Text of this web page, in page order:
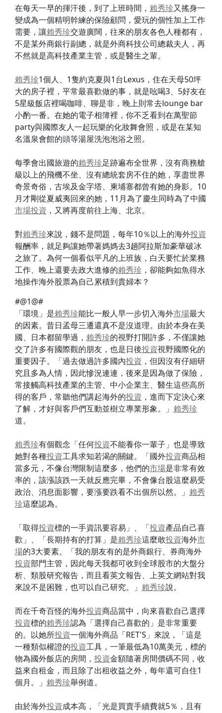
在每天一早的揮汗後，到了上班時間， 賴秀珍又搖身一
變成為一個精明幹練的保險顧問，愛玩的個性加上工作
需要，讓賴秀珍交遊廣闊，往來的朋友各色人種都有，
不是某外商銀行副總，就是外商科技公司總裁夫人，再
不然就是高科技產業主管，或是醫生之輩。
賴秀珍1個人、1隻約克夏與1台Lexus，住在天母50坪
大的房子裡，平常最喜歡做的事，就是吆喝3、5好友在
5星級飯店裡喝咖啡、聊是非，晚上則常去lounge bar
小酌一番。在她的電子相簿裡，你不乏看到在萬聖節
party與國際友人一起玩樂的化妝舞會照，或是在某知
名溫泉會館的頭等湯屋洗泡泡浴之照。
每季會出國旅遊的賴秀珍足跡遍布全世界，沒有商務艙
級以上的飛機不坐、沒有總統套房不住的她，享盡世界
奇景奇俗，古埃及金字塔、柬埔寨都曾有她的身影。10
月才剛從夏威夷回來的她，11月為了慶生同時為了中國
市場投資 ，又將再度前往上海、北京。
對賴秀珍來說，錢不是問題，每年10％以上的海外投資
報酬率，就足夠讓她帶著媽媽去3趟阿拉斯加豪華破冰
之旅了。為何一個看似平凡的上班族，白天要忙於業務
工作、晚上還要去政大進修的賴秀珍 ，卻能夠如魚得水
地操作海外股票為自己累積到貴婦本？
#@1@#
「環境」是賴秀珍能比一般人早一步切入海外市場最大
的因素。昔日孟母三遷還真不是沒道理。由於本身在美
國、日本都留學過， 賴秀珍的視野打開許多，不僅讓她
交了許多有國際觀的朋友，也是日後投資視野國際化的
重要因子。「過去做過許多國內投資 ，但因沒有仔細研
究且多為人情，因此慘況連連，後來是因為做了保險，
常接觸高科技產業的主管、中小企業主、醫生這些高所
得的客戶，常聽他們講起海外的投資 ，進而下定決心來
了解，才好與客戶們互動並樹立專業形象。」 賴秀珍
道。
賴秀珍有個觀念「任何投資不能養你一輩子」也是導致
她對各種投資工具求知若渴的關鍵。「國外投資商品相
當多元，不像台灣限制這麼多，他們的市場是非常有效
率的，該漲該跌一天就反應完畢，不會像台股這麼易受
政治、消息面影響，要漲要跌看不出個所以然。」 賴秀
珍這麼認為。
「取得投資標的一手資訊要容易」、「投資產品自己喜
歡」、「長期持有的打算」是賴秀珍這麼敢投資海外市
場的3大要素。「我的朋友有的是外商銀行、券商海外
投資部門主管，因此每天我都可收到全球股市的大盤分
析、類股研究報告，而且看英文報告、上英文網站對我
來說不是困難，也可以自己研究。」 賴秀珍說。
而在千奇百怪的海外投資商品當中，向來喜歡自己選擇
投資標的賴秀珍認為「選擇自己喜歡的」是非常重要
的。以她所投資一個海外商品「RET'S」來說，「這是
一種類似權證的投資工具，一筆最低為10萬美元，標的
物為國外飯店的房間， 投資金額隨著房間價碼不同，收
益來自租金，而且除了出租收益之外，每年還可自住1
個月。」 賴秀珍舉例道。
由於海外投資成本高，「光是買賣手續費就5％，且有